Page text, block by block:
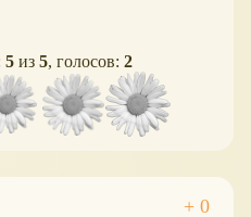
5 из 5, голосов: 2